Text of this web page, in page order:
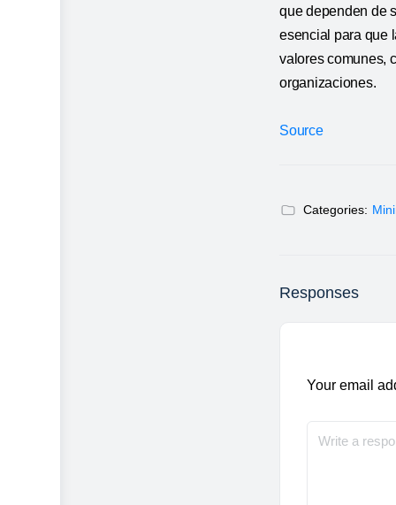
que dependen de
esencial para que
valores comunes,
organizaciones.
Source
Categories:
Responses
Your email